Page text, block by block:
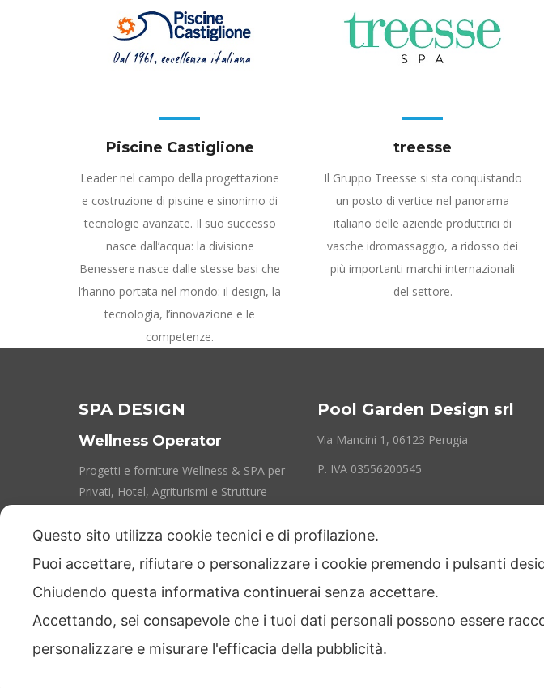
Piscine Castiglione
Leader nel campo della progettazione
e costruzione di piscine e sinonimo di
tecnologie avanzate. Il suo successo
nasce dall’acqua: la divisione
Benessere nasce dalle stesse basi che
l’hanno portata nel mondo: il design, la
tecnologia, l’innovazione e le
competenze.
treesse
Il Gruppo Treesse si sta conquistando
un posto di vertice nel panorama
italiano delle aziende produttrici di
vasche idromassaggio, a ridosso dei
più importanti marchi internazionali
del settore.
SPA DESIGN
Wellness Operator
Progetti e forniture Wellness & SPA per
Privati, Hotel, Agriturismi e Strutture
Pool Garden Design srl
Via Mancini 1, 06123 Perugia
P. IVA 03556200545
Questo sito utilizza cookie tecnici e di profilazione.
Puoi accettare, rifiutare o personalizzare i cookie premendo i pulsanti
Chiudendo questa informativa continuerai senza accettare.
Accettando, sei consapevole che i tuoi dati personali possono essere
personalizzare e misurare l'efficacia della pubblicità.